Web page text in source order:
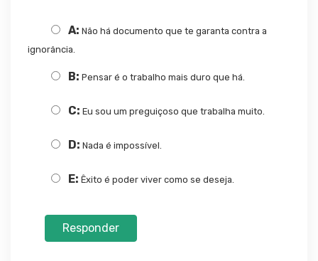
A: Não há documento que te garanta contra a
ignorância.
B: Pensar é o trabalho mais duro que há.
C: Eu sou um preguiçoso que trabalha muito.
D: Nada é impossível.
E: Êxito é poder viver como se deseja.
Responder